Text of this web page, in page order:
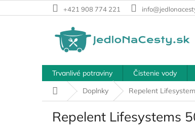
na
+421 908 774 221
Trvanlivé potraviny Čistenie vody
DomovDoplnky Repelent
Repelent Lifesystems